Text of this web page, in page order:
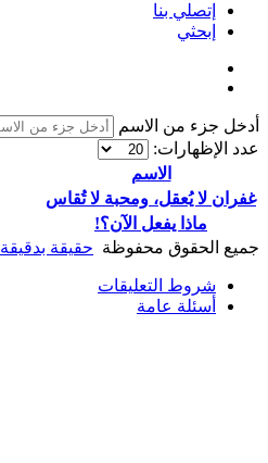
إتصلي بنا
إبحثي
أدخل جزء من الاسم
عدد الإظهارات:
الاسم
غفران لا يُعقل، ومحبة لا تُقاس
ماذا يفعل الآن؟!
جميع الحقوق محفوظة حقيقة بدقيقة
شروط التعليقات
أسئلة عامة